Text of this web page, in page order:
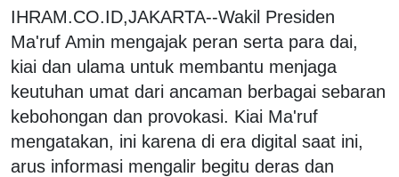
IHRAM.CO.ID,JAKARTA--Wakil Presiden
Ma'ruf Amin mengajak peran serta para dai,
kiai dan ulama untuk membantu menjaga
keutuhan umat dari ancaman berbagai sebaran
kebohongan dan provokasi. Kiai Ma'ruf
mengatakan, ini karena di era digital saat ini,
arus informasi mengalir begitu deras dan